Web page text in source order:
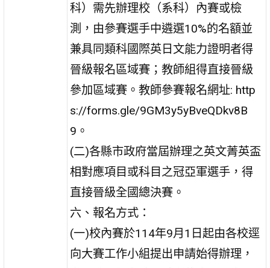
科）需先辦理校（系科）內賽或檢
測，由參賽選手中遴選10%的名額並
兼具同類科國際英日文能力證明者得
晉級報名區域賽；教師組得直接晉級
參加區域賽。教師參賽報名網址: http
s://forms.gle/9GM3y5yBveQDkv8B
9。
(二)各縣市政府當屆辦理之英文菁英盃
相對應項目或科目之冠亞軍選手，得
直接晉級全國總決賽。
六、報名方式：
(一)校內賽於114年9月1日起由各校逕
向大賽工作小組提出申請始得辦理，